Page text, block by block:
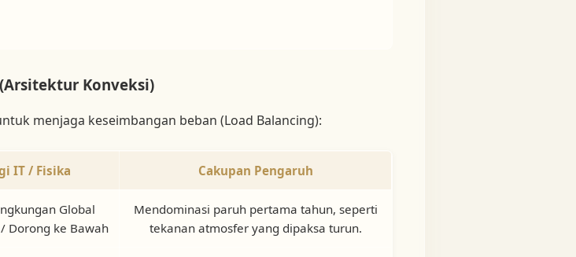
Konveksi)
menjaga keseimbangan beban (Load Balancing):
IT / Fisika Cakupan Pengaruh
Global
Dorong ke Bawah
Mendominasi paruh pertama tahun, seperti
tekanan atmosfer yang dipaksa turun.